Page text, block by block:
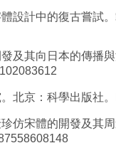
計中的復古嘗試
及其向日本的傳播
北京：科學出版社
仿宋體的開發及其